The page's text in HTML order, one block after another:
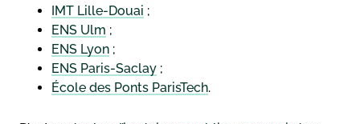
IMT Lille-Douai ;
ENS Ulm ;
ENS Lyon ;
ENS Paris-Saclay ;
École des Ponts ParisTech.